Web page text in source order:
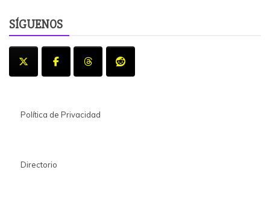
SÍGUENOS
Política de Privacidad
Directorio